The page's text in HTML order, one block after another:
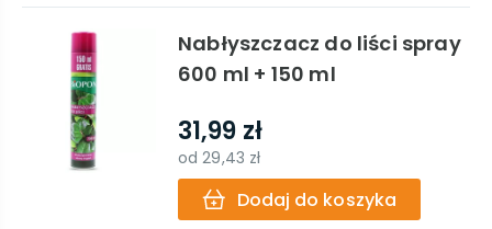
Nabłyszczacz do liści spray
600 ml + 150 ml
31,99 zł
od29,43 zł
Dodaj do koszyka